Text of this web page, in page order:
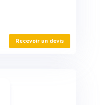
Recevoir un devis